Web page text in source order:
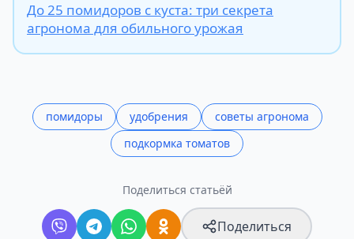
До 25 помидоров с куста: три секрета
агронома для обильного урожая
помидоры удобрения
советы агронома
подкормка томатов
Поделиться статьёй
Поделиться